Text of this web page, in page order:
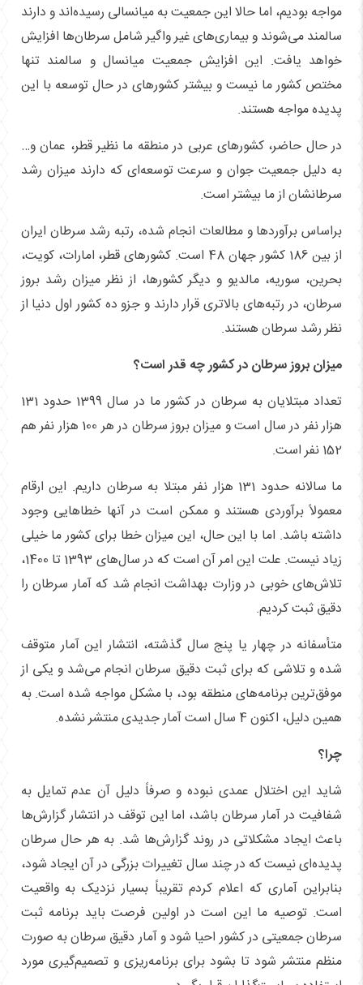
مواجه بودیم، اما حالا این جمعیت به میانسالی رسیده‌اند و دارند
سالمند می‌شوند و بیماری‌های غیر واگیر شامل سرطان‌ها افزایش
خواهد یافت. این افزایش جمعیت میانسال و سالمند تنها
مختص کشور ما نیست و بیشتر کشورهای در حال توسعه با این
پدیده مواجه هستند.
در حال حاضر، کشورهای عربی در منطقه ما نظیر قطر، عمان و…
به دلیل جمعیت جوان و سرعت توسعه‌ای که دارند میزان رشد
سرطانشان از ما بیشتر است.
براساس برآوردها و مطالعات انجام شده، رتبه رشد سرطان ایران
از بین 186 کشور جهان 48 است. کشورهای قطر، امارات، کویت،
بحرین، سوریه، مالدیو و دیگر کشورها، از نظر میزان رشد بروز
سرطان، در رتبه‌های بالاتری قرار دارند و جزو ده کشور اول دنیا از
نظر رشد سرطان هستند.
میزان بروز سرطان در کشور چه قدر است؟
تعداد مبتلایان به سرطان در کشور ما در سال 1399 حدود 131
هزار نفر در سال است و میزان بروز سرطان در هر 100 هزار نفر هم
152 نفر است.
ما سالانه حدود 131 هزار نفر مبتلا به سرطان داریم. این ارقام
معمولاً برآوردی هستند و ممکن است در آنها خطاهایی وجود
داشته باشد. اما با این حال، این میزان خطا برای کشور ما خیلی
زیاد نیست. علت این امر آن است که در سال‌های 1393 تا 1400،
تلاش‌های خوبی در وزارت بهداشت انجام شد که آمار سرطان را
دقیق ثبت کردیم.
متأسفانه در چهار یا پنج سال گذشته، انتشار این آمار متوقف
شده و تلاشی که برای ثبت دقیق سرطان انجام می‌شد و یکی از
موفق‌ترین برنامه‌های منطقه بود، با مشکل مواجه شده است. به
همین دلیل، اکنون 4 سال است آمار جدیدی منتشر نشده.
چرا؟
شاید این اختلال عمدی نبوده و صرفاً دلیل آن عدم تمایل به
شفافیت در آمار سرطان باشد، اما این توقف در انتشار گزارش‌ها
باعث ایجاد مشکلاتی در روند گزارش‌ها شد. به هر حال سرطان
پدیده‌ای نیست که در چند سال تغییرات بزرگی در آن ایجاد شود،
بنابراین آماری که اعلام کردم تقریباً بسیار نزدیک به واقعیت
است. توصیه ما این است در اولین فرصت باید برنامه ثبت
سرطان جمعیتی در کشور احیا شود و آمار دقیق سرطان به صورت
منظم منتشر شود تا بشود برای برنامه‌ریزی و تصمیم‌گیری مورد